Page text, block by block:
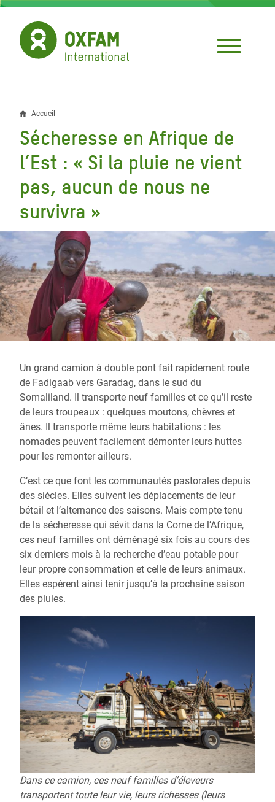
Aller
contenu
principal
Fil
d'Ariane
Accueil
Sécheresse en Afrique de
l’Est : « Si la pluie ne vient
pas, aucun de nous ne
survivra »
Un grand camion à double pont fait rapidement route
de Fadigaab vers Garadag, dans le sud du
Somaliland. Il transporte neuf familles et ce qu’il reste
de leurs troupeaux : quelques moutons, chèvres et
ânes. Il transporte même leurs habitations : les
nomades peuvent facilement démonter leurs huttes
pour les remonter ailleurs.
C’est ce que font les communautés pastorales depuis
des siècles. Elles suivent les déplacements de leur
bétail et l’alternance des saisons. Mais compte tenu
de la sécheresse qui sévit dans la Corne de l’Afrique,
ces neuf familles ont déménagé six fois au cours des
six derniers mois à la recherche d’eau potable pour
leur propre consommation et celle de leurs animaux.
Elles espèrent ainsi tenir jusqu’à la prochaine saison
des pluies.
Dans ce camion, ces neuf familles d’éleveurs
transportent toute leur vie, leurs richesses (leurs